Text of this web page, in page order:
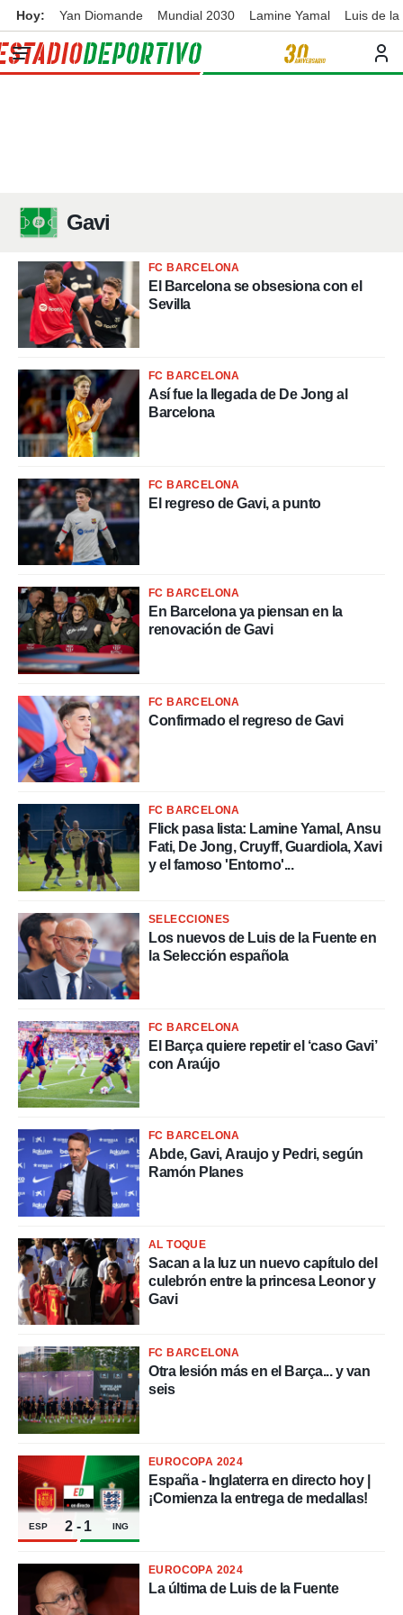
de
las
y
forma
digital
basada
permite
seguir
contenido
coste.
botón
a la
todas
ya sean
nuestros
nos
y análisis
en
así como
perfil
y
más
nuestra
y
de
disponible
aceptar
de
sitio
te
de que
sean
el sitio
se
para
ni para
aunque
no
Puedes
abono
ACEPTAR
CONTINUAR
CONFIGURAR
RECHAZAR
Hoy: Yan Diomande Mundial 2030 Lamine Yamal Luis de
Gavi
FC BARCELONA
El Barcelona se obsesiona con el
Sevilla
FC BARCELONA
Así fue la llegada de De Jong al
Barcelona
FC BARCELONA
El regreso de Gavi, a punto
FC BARCELONA
En Barcelona ya piensan en la
renovación de Gavi
FC BARCELONA
Confirmado el regreso de Gavi
FC BARCELONA
Flick pasa lista: Lamine Yamal, Ansu
Fati, De Jong, Cruyff, Guardiola, Xavi
y el famoso 'Entorno'...
SELECCIONES
Los nuevos de Luis de la Fuente en
la Selección española
FC BARCELONA
El Barça quiere repetir el ‘caso Gavi’
con Araújo
FC BARCELONA
Abde, Gavi, Araujo y Pedri, según
Ramón Planes
AL TOQUE
Sacan a la luz un nuevo capítulo del
culebrón entre la princesa Leonor y
Gavi
FC BARCELONA
Otra lesión más en el Barça... y van
seis
ESP 2 - 1 ING
EUROCOPA 2024
España - Inglaterra en directo hoy |
¡Comienza la entrega de medallas!
EUROCOPA 2024
La última de Luis de la Fuente